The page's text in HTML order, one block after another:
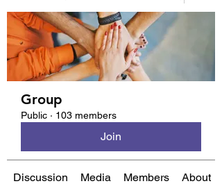
Group
Public · 103 members
Join
Discussion Media Members About